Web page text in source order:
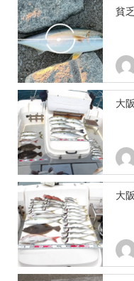
貧
大
大